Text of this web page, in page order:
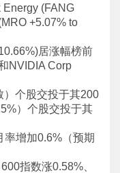
Energy (FANG
+5.07% to
居涨幅榜前
NVIDIA Corp
）个股交投于其200
）个股交投于其
率增加0.6%（预期
指数涨0.58%、